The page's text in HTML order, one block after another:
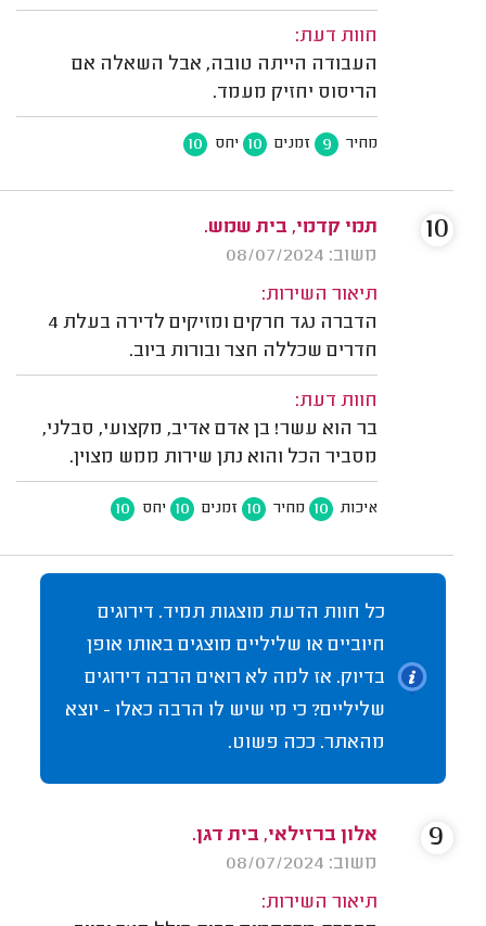
חוות דעת:
העבודה הייתה טובה, אבל השאלה אם
הריסוס יחזיק מעמד.
מחיר 9 זמנים 10 יחס 10
תמי קדמי, בית שמש.
משוב: 08/07/2024
תיאור השירות:
הדברה נגד חרקים ומזיקים לדירה בעלת 4
חדרים שכללה חצר ובורות ביוב.
חוות דעת:
בר הוא עשר! בן אדם אדיב, מקצועי, סבלני,
מסביר הכל והוא נתן שירות ממש מצוין.
איכות 10 מחיר 10 זמנים 10 יחס 10
10
כל חוות הדעת מוצגות תמיד. דירוגים
חיוביים או שליליים מוצגים באותו אופן
בדיוק. אז למה לא רואים הרבה דירוגים
שליליים? כי מי שיש לו הרבה כאלו - יוצא
מהאתר. ככה פשוט.
אלון ברזילאי, בית דגן.
משוב: 08/07/2024
תיאור השירות:
9